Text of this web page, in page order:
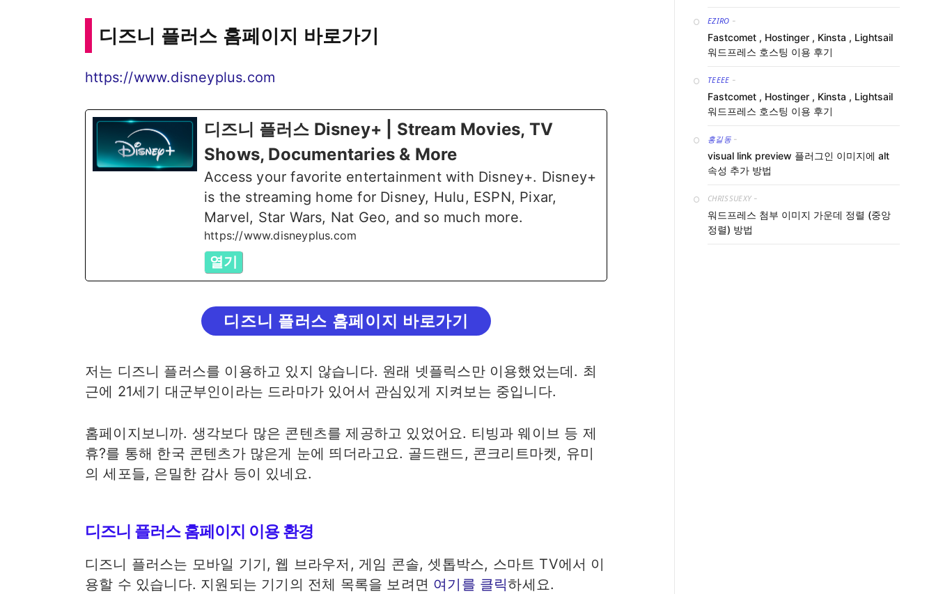
디즈니 플러스 홈페이지 바로가기
https://www.disneyplus.com
디즈니 플러스 Disney+ | Stream Movies, TV
Shows, Documentaries & More
Access your favorite entertainment with Disney+. Disney+
is the streaming home for Disney, Hulu, ESPN, Pixar,
Marvel, Star Wars, Nat Geo, and so much more.
https://www.disneyplus.com
열기
디즈니 플러스 홈페이지 바로가기
저는 디즈니 플러스를 이용하고 있지 않습니다. 원래 넷플릭스만 이용했었는데. 최
근에 21세기 대군부인이라는 드라마가 있어서 관심있게 지켜보는 중입니다.
홈페이지보니까. 생각보다 많은 콘텐츠를 제공하고 있었어요. 티빙과 웨이브 등 제
휴?를 통해 한국 콘텐츠가 많은게 눈에 띄더라고요. 골드랜드, 콘크리트마켓, 유미
의 세포들, 은밀한 감사 등이 있네요.
디즈니 플러스 홈페이지 이용 환경
디즈니 플러스는 모바일 기기, 웹 브라우저, 게임 콘솔, 셋톱박스, 스마트 TV에서 이
용할 수 있습니다. 지원되는 기기의 전체 목록을 보려면 여기를 클릭하세요.
EZIRO -
Fastcomet , Hostinger , Kinsta , Lightsail
워드프레스 호스팅 이용 후기
TEEEE -
Fastcomet , Hostinger , Kinsta , Lightsail
워드프레스 호스팅 이용 후기
홍길동 -
visual link preview 플러그인 이미지에 alt
속성 추가 방법
CHRISSUEXY -
워드프레스 첨부 이미지 가운데 정렬 (중앙
정렬) 방법